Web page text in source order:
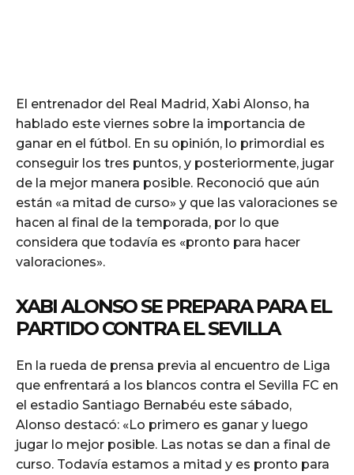
El entrenador del Real Madrid, Xabi Alonso, ha
hablado este viernes sobre la importancia de
ganar en el fútbol. En su opinión, lo primordial es
conseguir los tres puntos, y posteriormente, jugar
de la mejor manera posible. Reconoció que aún
están «a mitad de curso» y que las valoraciones se
hacen al final de la temporada, por lo que
considera que todavía es «pronto para hacer
valoraciones».
XABI ALONSO SE PREPARA PARA EL
PARTIDO CONTRA EL SEVILLA
En la rueda de prensa previa al encuentro de Liga
que enfrentará a los blancos contra el Sevilla FC en
el estadio Santiago Bernabéu este sábado,
Alonso destacó: «Lo primero es ganar y luego
jugar lo mejor posible. Las notas se dan a final de
curso. Todavía estamos a mitad y es pronto para